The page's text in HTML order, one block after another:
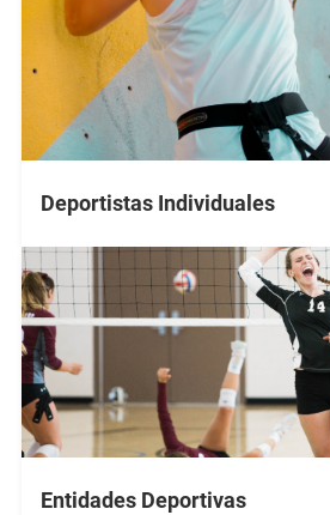
Deportistas Individuales
Entidades Deportivas